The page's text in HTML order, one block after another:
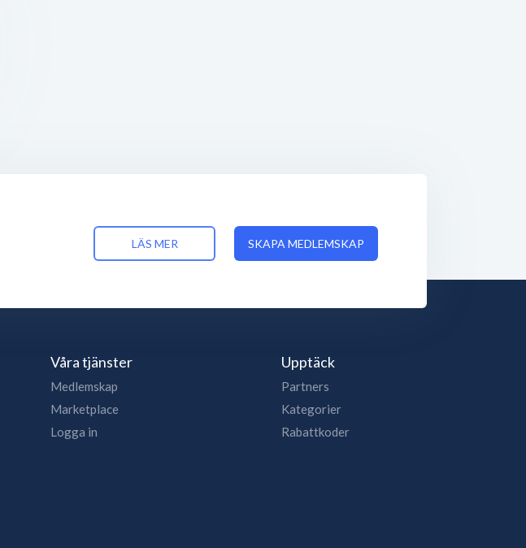
LÄS MER SKAPA MEDLEMSKAP
Våra tjänster
Medlemskap
Marketplace
Logga in
Upptäck
Partners
Kategorier
Rabattkoder